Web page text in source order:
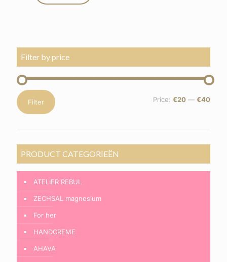
Filter by price
Min
price
Max
priceFilter Price: €20 — €40
PRODUCT CATEGORIEËN
ATELIER REBUL
ZECHSAL magnesium
For her
HANDCREME
AHAVA